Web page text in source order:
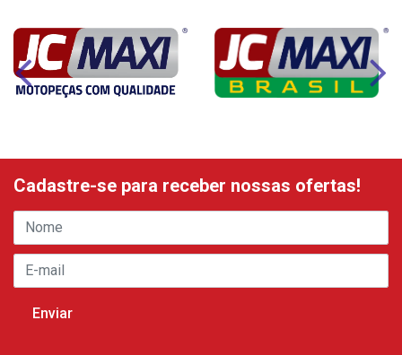
Cadastre-se para receber nossas ofertas!